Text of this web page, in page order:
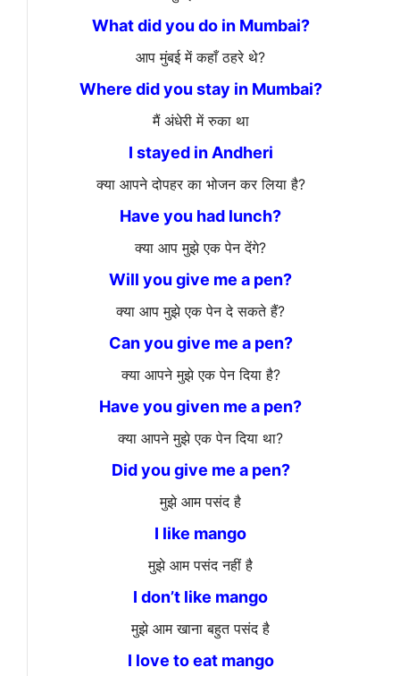
What did you do in Mumbai?
आप मुंबई में कहाँ ठहरे थे?
Where did you stay in Mumbai?
मैं अंधेरी में रुका था
I stayed in Andheri
क्या आपने दोपहर का भोजन कर लिया है?
Have you had lunch?
क्या आप मुझे एक पेन देंगे?
Will you give me a pen?
क्या आप मुझे एक पेन दे सकते हैं?
Can you give me a pen?
क्या आपने मुझे एक पेन दिया है?
Have you given me a pen?
क्या आपने मुझे एक पेन दिया था?
Did you give me a pen?
मुझे आम पसंद है
I like mango
मुझे आम पसंद नहीं है
I don’t like mango
मुझे आम खाना बहुत पसंद है
I love to eat mango